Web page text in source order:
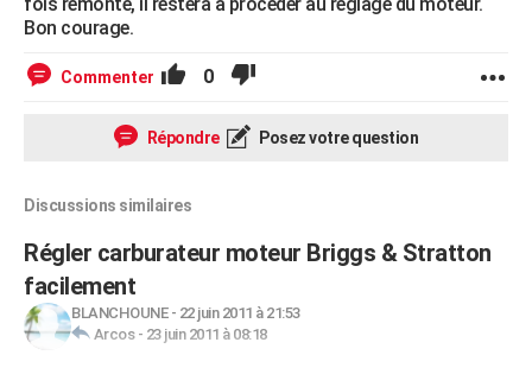
Bon courage.
Commenter 0
Répondre Posez votre question
Discussions similaires
Régler carburateur moteur Briggs & Stratton
facilement
BLANCHOUNE- 22 juin 2011 à 21:53
Arcos- 23 juin 2011 à 08:18